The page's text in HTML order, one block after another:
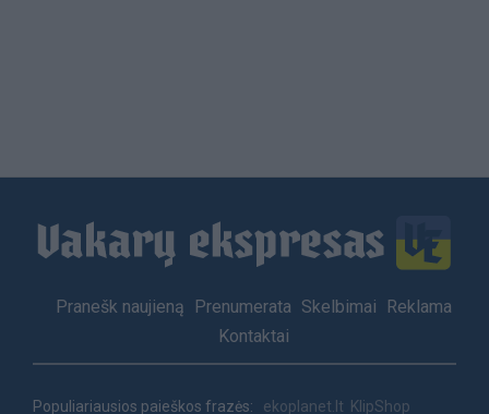
Footer
Pranešk naujieną Prenumerata Skelbimai
Reklama
Kontaktai
Populiariausios paieškos frazės: ekoplanet.lt KlipShop